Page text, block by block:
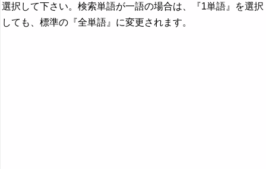
選択して下さい。検索単語が一語の場合は、『1単語』を選択
しても、標準の『全単語』に変更されます。